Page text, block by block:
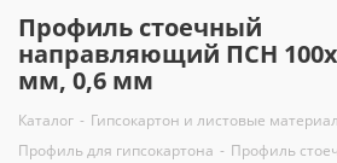
Профиль стоечный
направляющий ПСН
мм, 0,6 мм
Каталог - Гипсокартон и листовые
Профиль для гипсокартона - Профиль